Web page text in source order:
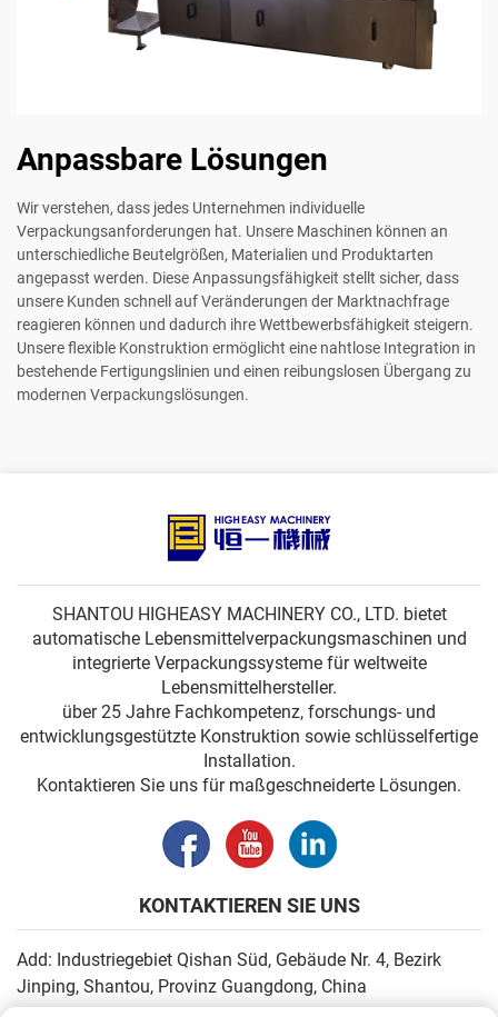
Anpassbare Lösungen
Wir verstehen, dass jedes Unternehmen individuelle
Verpackungsanforderungen hat. Unsere Maschinen können an
unterschiedliche Beutelgrößen, Materialien und Produktarten
angepasst werden. Diese Anpassungsfähigkeit stellt sicher, dass
unsere Kunden schnell auf Veränderungen der Marktnachfrage
reagieren können und dadurch ihre Wettbewerbsfähigkeit steigern.
Unsere flexible Konstruktion ermöglicht eine nahtlose Integration in
bestehende Fertigungslinien und einen reibungslosen Übergang zu
modernen Verpackungslösungen.
SHANTOU HIGHEASY MACHINERY CO., LTD. bietet
automatische Lebensmittelverpackungsmaschinen und
integrierte Verpackungssysteme für weltweite
Lebensmittelhersteller.
über 25 Jahre Fachkompetenz, forschungs- und
entwicklungsgestützte Konstruktion sowie schlüsselfertige
Installation.
Kontaktieren Sie uns für maßgeschneiderte Lösungen.
KONTAKTIEREN SIE UNS
Add: Industriegebiet Qishan Süd, Gebäude Nr. 4, Bezirk
Jinping, Shantou, Provinz Guangdong, China